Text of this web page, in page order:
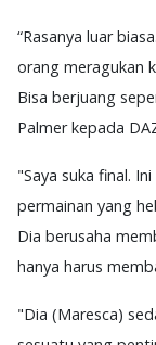
“Rasanya luar
orang meragukan
Bisa berjuang
Palmer kepada
"Saya suka final.
permainan yang
Dia berusaha
hanya harus
"Dia (Maresca)